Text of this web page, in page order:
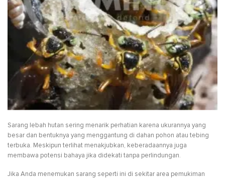
Sarang lebah hutan sering menarik perhatian karena ukurannya yang
besar dan bentuknya yang menggantung di dahan pohon atau tebing
terbuka. Meskipun terlihat menakjubkan, keberadaannya juga
membawa potensi bahaya jika didekati tanpa perlindungan.
Jika Anda menemukan sarang seperti ini di sekitar area pemukiman